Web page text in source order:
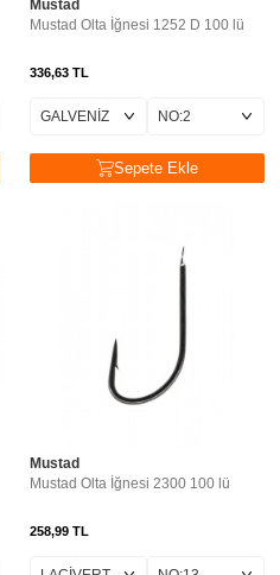
Mustad
Mustad Olta İğnesi 1252 D 100 lü
336,63 TL
Sepete Ekle
Mustad
Mustad Olta İğnesi 2300 100 lü
258,99 TL